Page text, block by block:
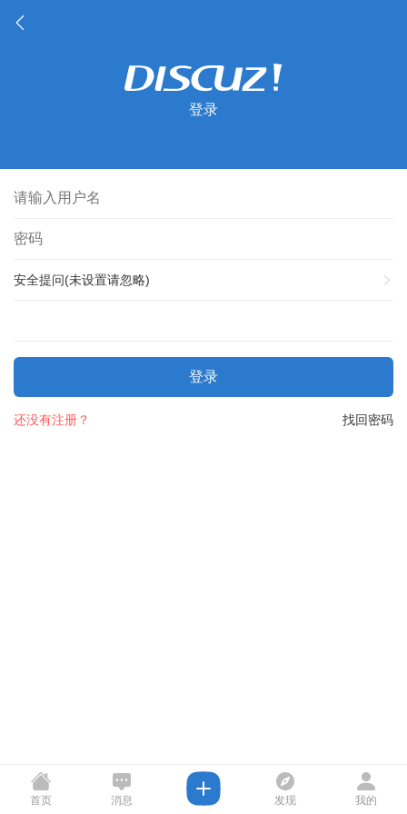
登录
安全提问(未设置请忽略)
登录
找回密码
还没有注册？
首页 消息 发现 我的